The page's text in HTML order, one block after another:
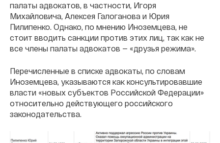
палаты адвокатов, в частности, Игоря
Михайловича, Алексея Галоганова и Юрия
Пилипенко. Однако, по мнению Иноземцева, не
стоит вводить санкции против этих лиц, так как не
все члены палаты адвокатов — «друзья режима».
Перечисленные в списке адвокаты, по словам
Иноземцева, указываются как консультировавшие
власти «новых субъектов Российской Федерации»
относительно действующего российского
законодательства.